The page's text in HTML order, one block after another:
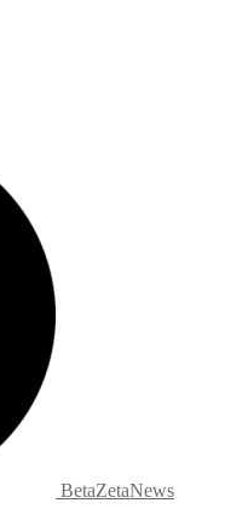
BetaZetaNews